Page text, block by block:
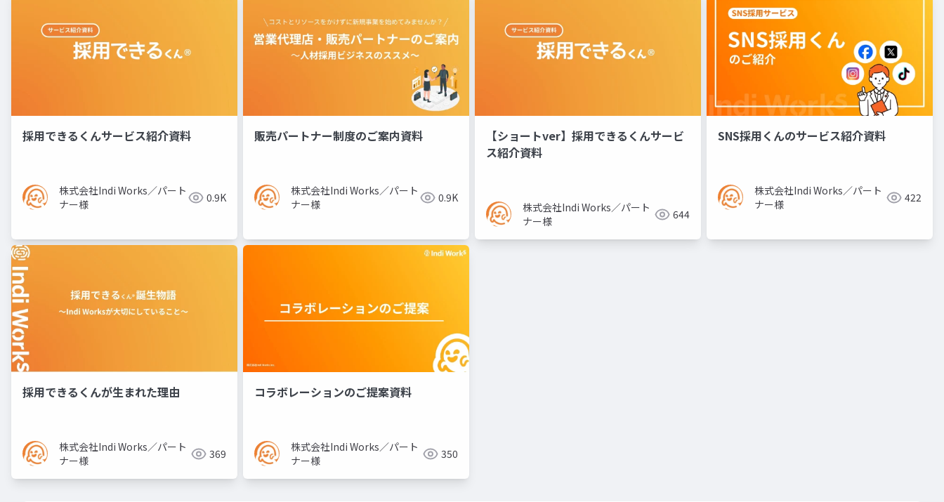
採用できるくんサービス紹介資料
株式会社Indi Works／パート
ナー様
0.9K
販売パートナー制度のご案内資料
株式会社Indi Works／パート
ナー様
0.9K
【ショートver】採用できるくんサービ
ス紹介資料
株式会社Indi Works／パート
ナー様
644
SNS採用くんのサービス紹介資料
株式会社Indi Works／パート
ナー様
422
採用できるくんが生まれた理由
株式会社Indi Works／パート
ナー様
369
コラボレーションのご提案資料
株式会社Indi Works／パート
ナー様
350